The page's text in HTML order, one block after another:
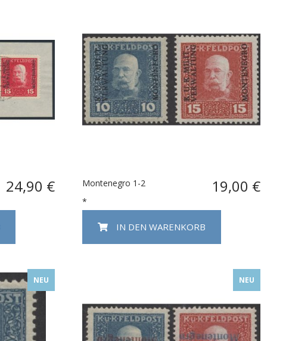
24,90 € Montenegro 1-2 19,00 €
*
IN DEN WARENKORB
NEU NEU